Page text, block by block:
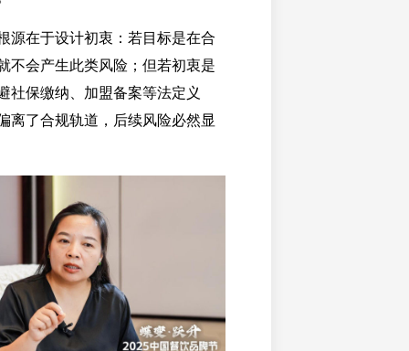
源在于设计初衷：若目标是在合
不会产生此类风险；但若初衷是
社保缴纳、加盟备案等法定义
离了合规轨道，后续风险必然显